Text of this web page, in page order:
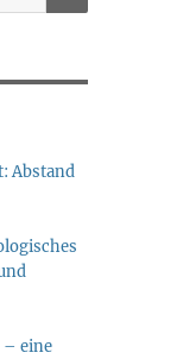
Abstand
– eine